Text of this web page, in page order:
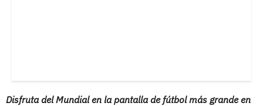
Disfruta del Mundial en la pantalla de fútbol más grande en